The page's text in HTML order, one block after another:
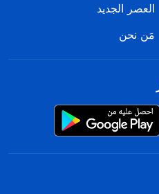
العصر الجديد
مَن نحن